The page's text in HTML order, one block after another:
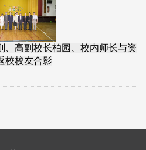
、高副校长柏园、校内师长与资
校校友合影